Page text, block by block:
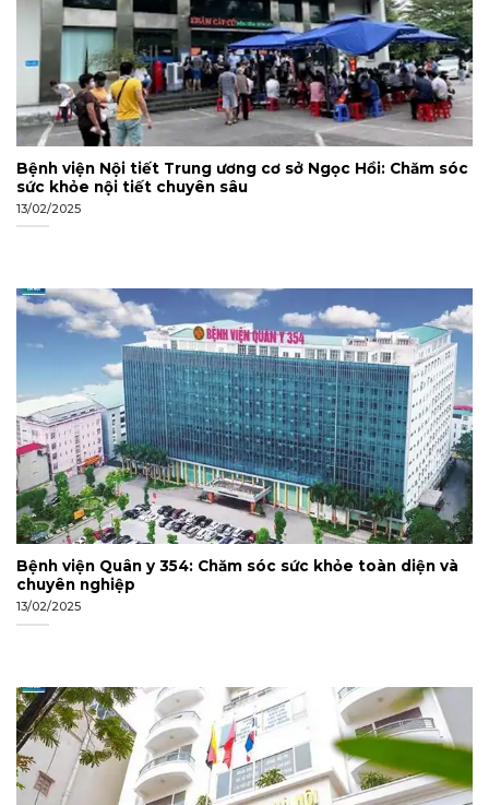
Bệnh viện Nội tiết Trung ương cơ sở Ngọc Hồi: Chăm sóc
sức khỏe nội tiết chuyên sâu
13/02/2025
Bệnh viện Quân y 354: Chăm sóc sức khỏe toàn diện và
chuyên nghiệp
13/02/2025